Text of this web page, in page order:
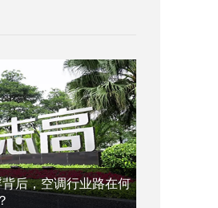
后，空调行业路在何